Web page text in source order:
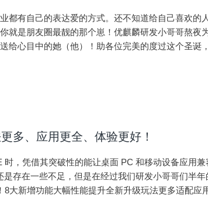
都有自己的表达爱的方式。还不知道给自己喜欢的
就是朋友圈最靓的那个崽！优麒麟研发小哥哥熬夜
给心目中的她（他）！助各位完美的度过这个圣诞
多、应用更全、体验更好！
时，凭借其突破性的能让桌面 PC 和移动设备应用
存在一些不足，但是在经过我们研发小哥哥们半
8大新增功能大幅性能提升全新升级玩法更多适配应